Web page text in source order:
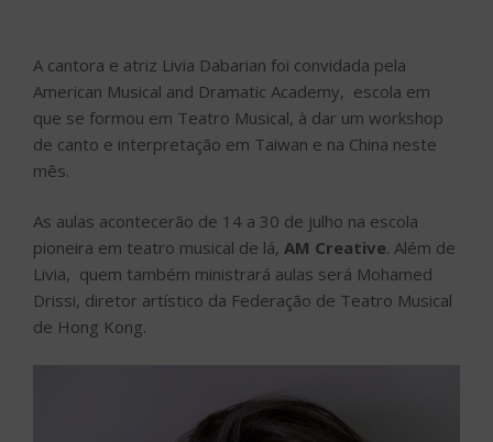
A cantora e atriz Livia Dabarian foi convidada pela
American Musical and Dramatic Academy, escola em
que se formou em Teatro Musical, à dar um workshop
de canto e interpretação em Taiwan e na China neste
mês.
As aulas acontecerão de 14 a 30 de julho na escola
pioneira em teatro musical de lá, AM Creative. Além de
Livia, quem também ministrará aulas será Mohamed
Drissi, diretor artístico da Federação de Teatro Musical
de Hong Kong.